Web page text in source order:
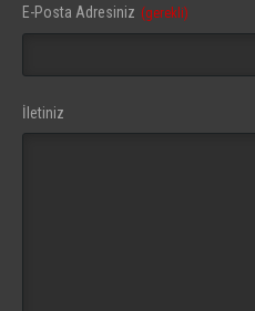
Your
Website (gerekli)
E-Posta Adresiniz (gerekli)
İletiniz